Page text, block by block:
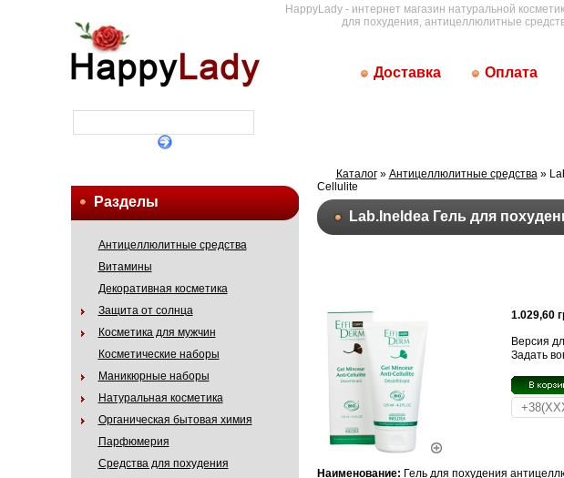
HappyLady - интернет магазин натуральной
для похудения, антицеллюлитные
Доставка Оплата
Разделы
Антицеллюлитные средства
Витамины
Декоративная косметика
Защита от солнца
Косметика для мужчин
Косметические наборы
Маникюрные наборы
Натуральная косметика
Органическая бытовая химия
Парфюмерия
Средства для похудения
Каталог» Антицеллюлитные средства»
Cellulite
Lab.Ineldea Гель для
1.029,60
Версия
Задать
Наименование: Гель для похудения